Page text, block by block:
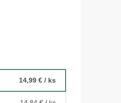
14,99 € / ks